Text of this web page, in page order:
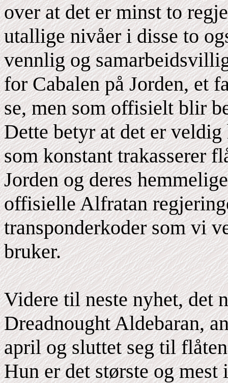
over at det er minst to
utallige nivåer i disse to
vennlig og
for Cabalen på Jorden, et
se, men som offisielt blir
Dette betyr at det er
som konstant trakasserer
Jorden og deres
offisielle Alfratan
transponderkoder som vi
bruker.
Videre til neste nyhet, det
Dreadnought Aldebaran,
april og sluttet seg til
Hun er det største og mest